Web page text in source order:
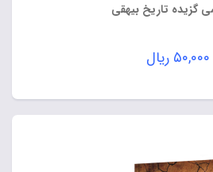
گزیده تاریخ بیهقی
۵۰,۰۰۰ ریال